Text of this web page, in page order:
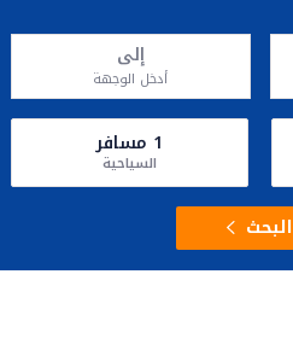
إلى
أدخل الوجهة
1 مسافر
السياحية
البحث